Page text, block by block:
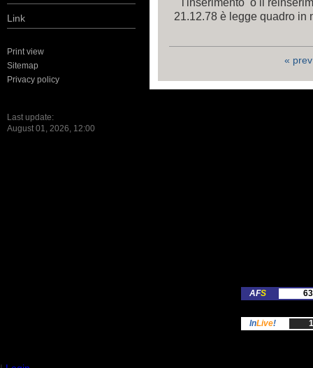
Link
Print view
Sitemap
Privacy policy
Last update:
August 01, 2026, 12:00
21.12.78 è legge quadro in
« prev
AFS
InLive!